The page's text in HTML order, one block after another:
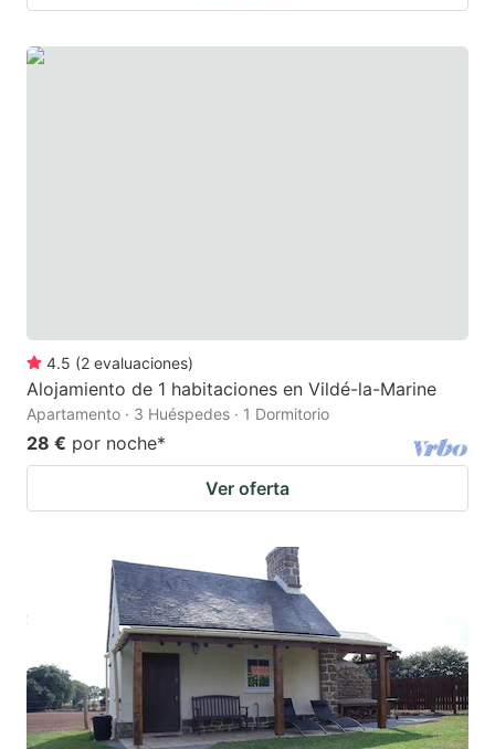
4.5 (2 evaluaciones)
Alojamiento de 1 habitaciones en Vildé-la-Marine
Apartamento · 3 Huéspedes · 1 Dormitorio
28 € por noche*
Ver oferta